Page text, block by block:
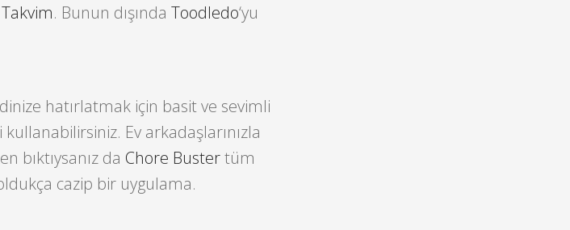
. Bunun dışında Toodledo‘yu
hatırlatmak için basit ve sevimli
kullanabilirsiniz. Ev arkadaşlarınızla
bıktıysanız da Chore Bustertüm
cazip bir uygulama.